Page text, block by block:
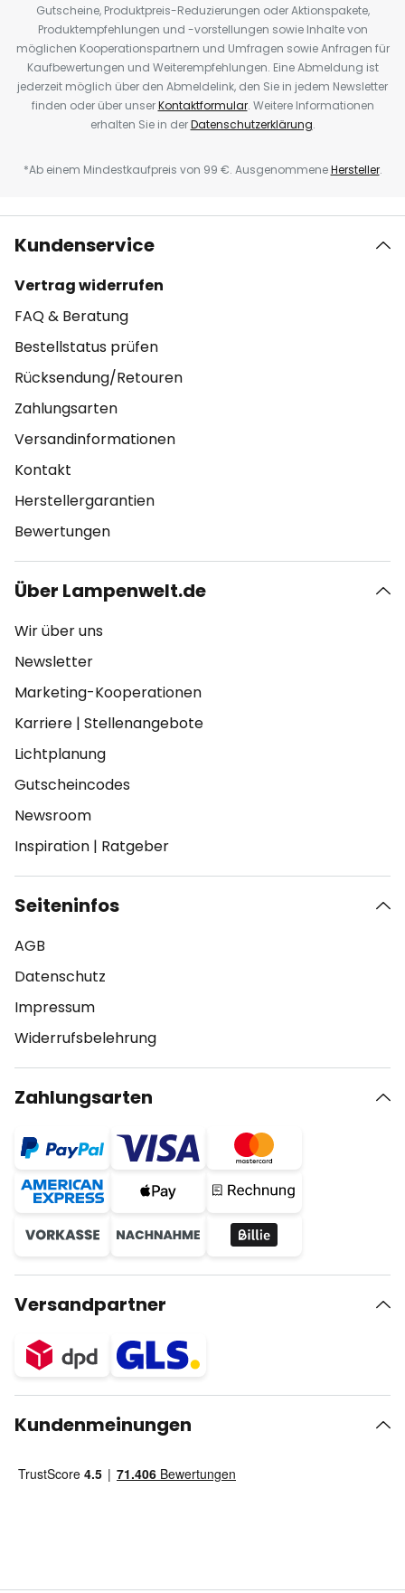
Gutscheine, Produktpreis-Reduzierungen oder Aktionspakete,
Produktempfehlungen und -vorstellungen sowie Inhalte von
möglichen Kooperationspartnern und Umfragen sowie Anfragen für
Kaufbewertungen und Weiterempfehlungen. Eine Abmeldung ist
jederzeit möglich über den Abmeldelink, den Sie in jedem Newsletter
finden oder über unserKontaktformular. Weitere Informationen
erhalten Sie in derDatenschutzerklärung.
*Ab einem Mindestkaufpreis von 99 €. AusgenommeneHersteller.
Kundenservice
Vertrag widerrufen
FAQ & Beratung
Bestellstatus prüfen
Rücksendung/Retouren
Zahlungsarten
Versandinformationen
Kontakt
Herstellergarantien
Bewertungen
Über Lampenwelt.de
Wir über uns
Newsletter
Marketing-Kooperationen
Karriere | Stellenangebote
Lichtplanung
Gutscheincodes
Newsroom
Inspiration | Ratgeber
Seiteninfos
AGB
Datenschutz
Impressum
Widerrufsbelehrung
Zahlungsarten
Versandpartner
Kundenmeinungen